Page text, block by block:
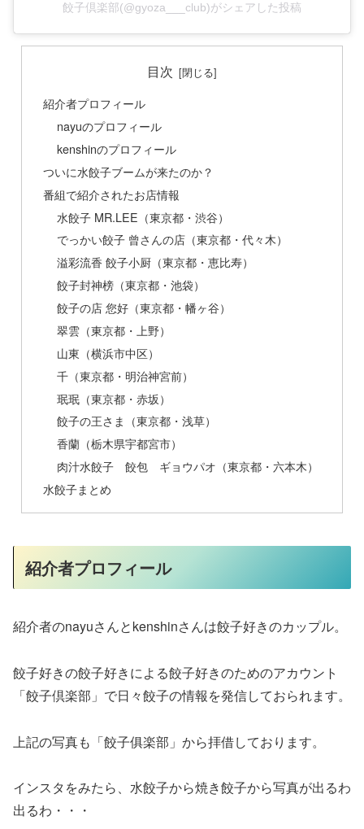
餃子倶楽部(@gyoza___club)がシェアした投稿
目次
紹介者プロフィール
nayuのプロフィール
kenshinのプロフィール
ついに水餃子ブームが来たのか？
番組で紹介されたお店情報
水餃子 MR.LEE（東京都・渋谷）
でっかい餃子 曾さんの店（東京都・代々木）
溢彩流香 餃子小厨（東京都・恵比寿）
餃子封神榜（東京都・池袋）
餃子の店 您好（東京都・幡ヶ谷）
翠雲（東京都・上野）
山東（横浜市中区）
千（東京都・明治神宮前）
珉珉（東京都・赤坂）
餃子の王さま（東京都・浅草）
香蘭（栃木県宇都宮市）
肉汁水餃子 餃包 ギョウパオ（東京都・六本木）
水餃子まとめ
紹介者プロフィール
紹介者のnayuさんとkenshinさんは餃子好きのカップル。
餃子好きの餃子好きによる餃子好きのためのアカウント
「餃子倶楽部」で日々餃子の情報を発信しておられます。
上記の写真も「餃子俱楽部」から拝借しております。
インスタをみたら、水餃子から焼き餃子から写真が出るわ
出るわ・・・